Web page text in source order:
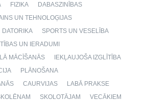
FIZIKA
DABASZINĪBAS
UN TEHNOLOĢIJAS
DATORIKA
SPORTS UN VESELĪBA
UN IERADUMI
MĀCĪŠANĀS
IEKĻAUJOŠA IZGLĪTĪBA
PLĀNOŠANA
CAURVIJAS
LABĀ PRAKSE
SKOLOTĀJAM
VECĀKIEM